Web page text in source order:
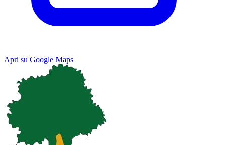
Apri su Google Maps
Map Satellite
Keyboard shortcuts